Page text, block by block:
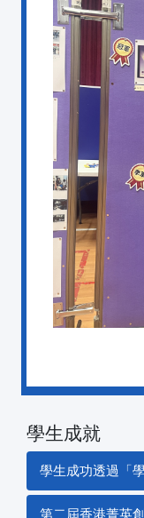
學生成就
學生成功透過「
第二屆香港菁英